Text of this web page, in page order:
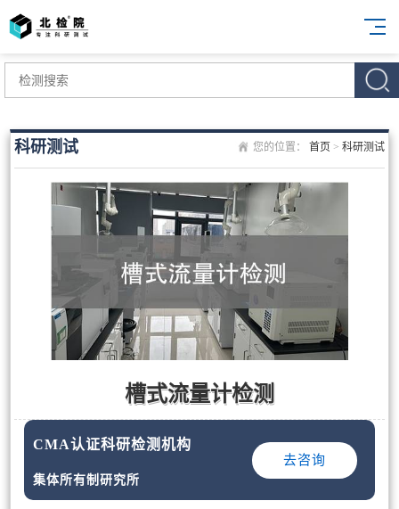
您的位置： 首页 > 科研测试
科研测试
槽式流量计检测
CMA认证科研检测机构
集体所有制研究所
去咨询